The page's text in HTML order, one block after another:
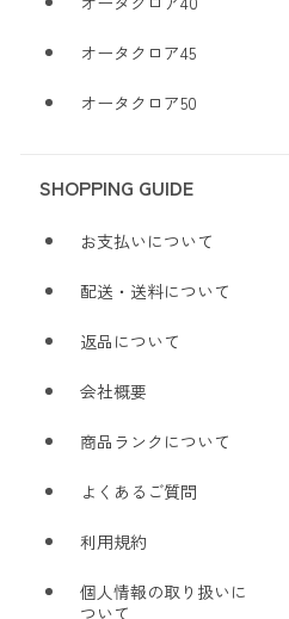
オータクロア45
オータクロア50
SHOPPING GUIDE
お支払いについて
配送・送料について
返品について
会社概要
商品ランクについて
よくあるご質問
利用規約
個人情報の取り扱いに
ついて